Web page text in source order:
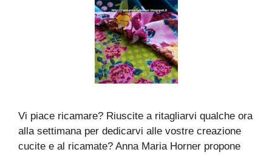
Vi piace ricamare? Riuscite a ritagliarvi qualche ora
alla settimana per dedicarvi alle vostre creazione
cucite e al ricamate? Anna Maria Horner propone